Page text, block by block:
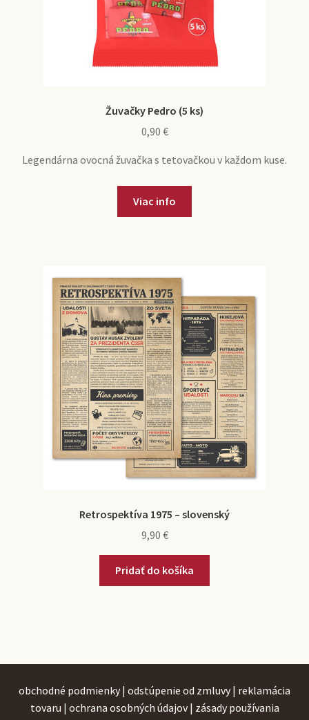
Žuvačky Pedro (5 ks)
0,90 €
Legendárna ovocná žuvačka s tetovačkou v každom kuse.
Viac info
Retrospektíva 1975 – slovenský
9,90 €
Pridať do košíka
obchodné podmienky | odstúpenie od zmluvy | reklamácia
tovaru | ochrana osobných údajov | zásady používania